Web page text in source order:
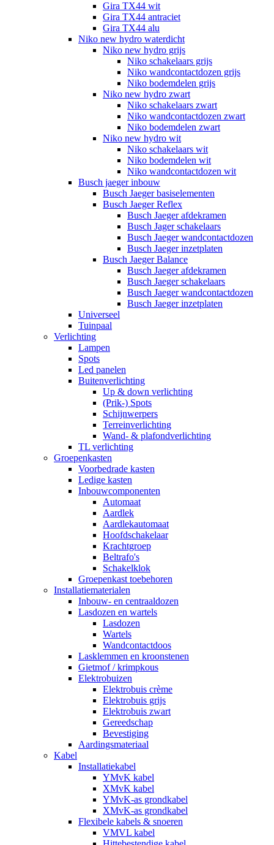
Gira TX44 wit
Gira TX44 antraciet
Gira TX44 alu
Niko new hydro waterdicht
Niko new hydro grijs
Niko schakelaars grijs
Niko wandcontactdozen grijs
Niko bodemdelen grijs
Niko new hydro zwart
Niko schakelaars zwart
Niko wandcontactdozen zwart
Niko bodemdelen zwart
Niko new hydro wit
Niko schakelaars wit
Niko bodemdelen wit
Niko wandcontactdozen wit
Busch jaeger inbouw
Busch Jaeger basiselementen
Busch Jaeger Reflex
Busch Jaeger afdekramen
Busch Jager schakelaars
Busch Jaeger wandcontactdozen
Busch Jaeger inzetplaten
Busch Jaeger Balance
Busch Jaeger afdekramen
Busch Jaeger schakelaars
Busch Jaeger wandcontactdozen
Busch Jaeger inzetplaten
Universeel
Tuinpaal
Verlichting
Lampen
Spots
Led panelen
Buitenverlichting
Up & down verlichting
(Prik-) Spots
Schijnwerpers
Terreinverlichting
Wand- & plafondverlichting
TL verlichting
Groepenkasten
Voorbedrade kasten
Ledige kasten
Inbouwcomponenten
Automaat
Aardlek
Aardlekautomaat
Hoofdschakelaar
Krachtgroep
Beltrafo's
Schakelklok
Groepenkast toebehoren
Installatiematerialen
Inbouw- en centraaldozen
Lasdozen en wartels
Lasdozen
Wartels
Wandcontactdoos
Lasklemmen en kroonstenen
Gietmof / krimpkous
Elektrobuizen
Elektrobuis crème
Elektrobuis grijs
Elektrobuis zwart
Gereedschap
Bevestiging
Aardingsmateriaal
Kabel
Installatiekabel
YMvK kabel
XMvK kabel
YMvK-as grondkabel
XMvK-as grondkabel
Flexibele kabels & snoeren
VMVL kabel